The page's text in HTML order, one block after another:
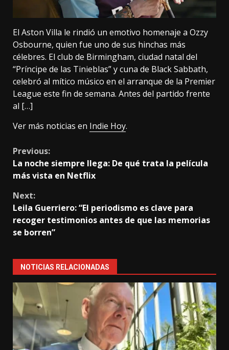
El Aston Villa le rindió un emotivo homenaje a Ozzy
Osbourne, quien fue uno de sus hinchas más
célebres. El club de Birmingham, ciudad natal del
“Príncipe de las Tinieblas” y cuna de Black Sabbath,
celebró al mítico músico en el arranque de la Premier
League este fin de semana. Antes del partido frente
al […]
Ver más noticias en Indie Hoy.
Continue
Reading
Previous:
La noche siempre llega: De qué trata la película
más vista en Netflix
Next:
Leila Guerriero: “El periodismo es clave para
recoger testimonios antes de que las memorias
se borren”
NOTICIAS RELACIONADAS